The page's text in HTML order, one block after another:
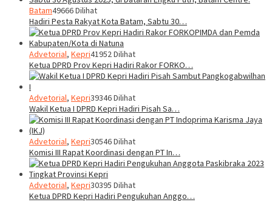
Batam49666 Dilihat
Hadiri Pesta Rakyat Kota Batam, Sabtu 30…
Advetorial, Kepri41952 Dilihat
Ketua DPRD Prov Kepri Hadiri Rakor FORKO…
Advetorial, Kepri39346 Dilihat
Wakil Ketua I DPRD Kepri Hadiri Pisah Sa…
Advetorial, Kepri30546 Dilihat
Komisi III Rapat Koordinasi dengan PT In…
Advetorial, Kepri30395 Dilihat
Ketua DPRD Kepri Hadiri Pengukuhan Anggo…